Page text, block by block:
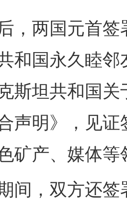
两国元首签
和国永久睦
斯坦共和国
声明》，见
矿产、媒体
，双方还签